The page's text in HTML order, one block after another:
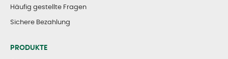
Häufig gestellte Fragen
Sichere Bezahlung
PRODUKTE